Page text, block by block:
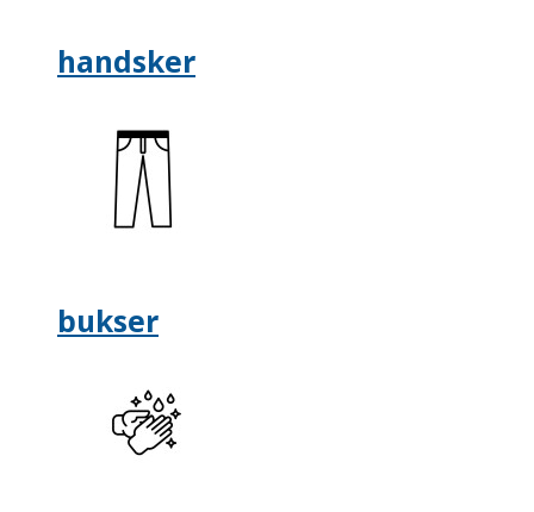
handsker
bukser